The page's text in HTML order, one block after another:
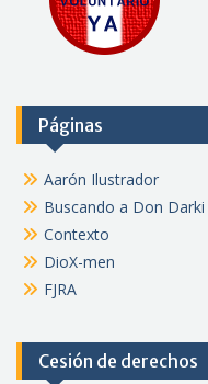
Páginas
Aarón Ilustrador
Buscando a Don Darki
Contexto
DioX-men
FJRA
Cesión de derechos